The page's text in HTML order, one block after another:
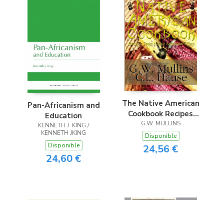
Pan-Africanism and
Education
KENNETH J. KING /
KENNETH JKING
Disponible
24,60 €
The Native American
Cookbook Recipes
From Native
American Tribes
G.W. MULLINS
Disponible
24,56 €